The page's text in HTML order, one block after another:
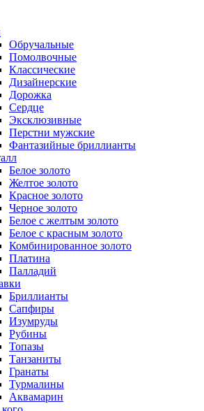
Обручальные
Помолвочные
Классические
Дизайнерские
Дорожка
Сердце
Эксклюзивные
Перстни мужские
Фантазийные бриллианты
Белое золото
Желтое золото
Красное золото
Черное золото
Белое с желтым золото
Белое с красным золото
Комбинированное золото
Платина
Палладий
Бриллианты
Сапфиры
Изумруды
Рубины
Топазы
Танзаниты
Гранаты
Турмалины
Аквамарин